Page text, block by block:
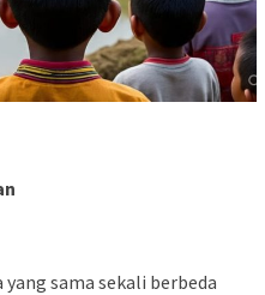
sama sekali berbeda